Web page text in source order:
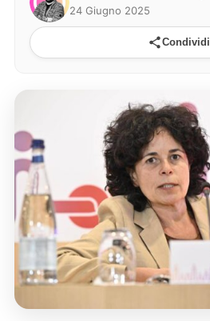
24 Giugno 2025
Condividi